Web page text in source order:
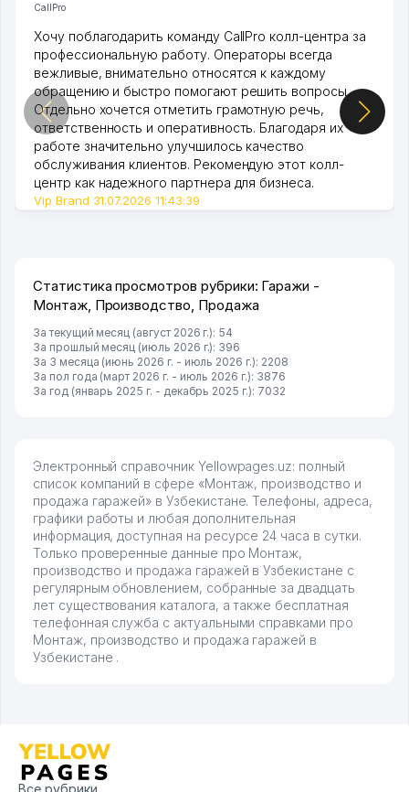
CallPro
Хочу поблагодарить команду CallPro колл-центра за
профессиональную работу. Операторы всегда
вежливые, внимательно относятся к каждому
обращению и быстро помогают решить вопросы.
Отдельно хочется отметить грамотную речь,
ответственность и оперативность. Благодаря их
работе значительно улучшилось качество
обслуживания клиентов. Рекомендую этот колл-
центр как надежного партнера для бизнеса.
Vip Brand 31.07.2026 11:43:39
Статистика просмотров рубрики: Гаражи -
Монтаж, Производство, Продажа
За текущий месяц (август 2026 г.): 54
За прошлый месяц (июль 2026 г.): 396
За 3 месяца (июнь 2026 г. - июль 2026 г.): 2208
За пол года (март 2026 г. - июль 2026 г.): 3876
За год (январь 2025 г. - декабрь 2025 г.): 7032
Электронный справочник Yellowpages.uz: полный
список компаний в сфере «Монтаж, производство и
продажа гаражей» в Узбекистане. Телефоны, адреса,
графики работы и любая дополнительная
информация, доступная на ресурсе 24 часа в сутки.
Только проверенные данные про Монтаж,
производство и продажа гаражей в Узбекистане с
регулярным обновлением, собранные за двадцать
лет существования каталога, а также бесплатная
телефонная служба с актуальными справками про
Монтаж, производство и продажа гаражей в
Узбекистане .
Все рубрики